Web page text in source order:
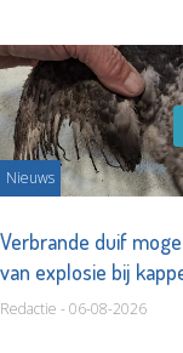
Nieuws
Verbrande duif
van explosie bij
Redactie - 06-08-2026